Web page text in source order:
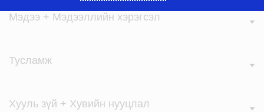
Мэдээ + Мэдээллийн хэрэгсэл
Тусламж
Хууль зүй + Хувийн нууцлал